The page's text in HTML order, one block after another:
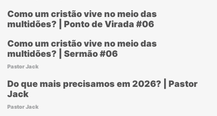
Como um cristão vive no meio das
multidões? | Ponto de Virada #06
Como um cristão vive no meio das
multidões? | Sermão #06
Pastor Jack
Do que mais precisamos em 2026? | Pastor
Jack
Pastor Jack